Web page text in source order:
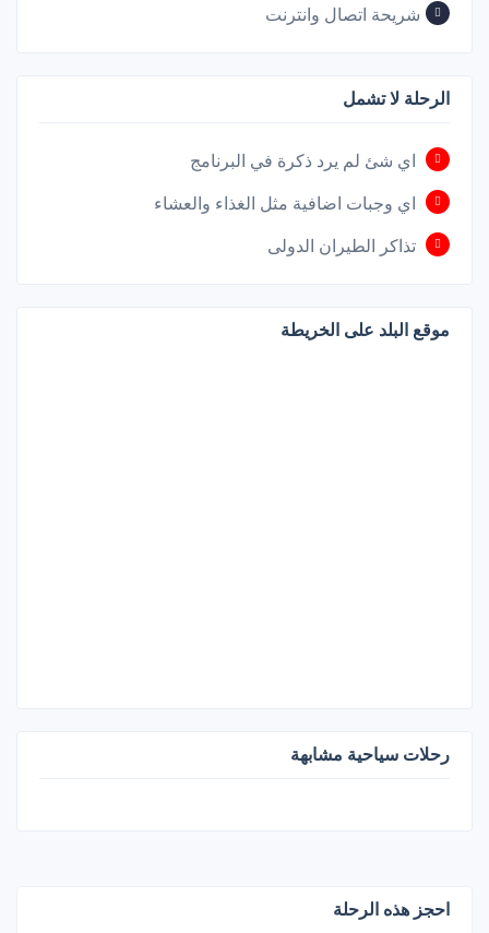
شريحة اتصال وانترنت
الرحلة لا تشمل
اي شئ لم يرد ذكرة في البرنامج
اي وجبات اضافية مثل الغذاء والعشاء
تذاكر الطيران الدولى
موقع البلد على الخريطة
رحلات سياحية مشابهة
احجز هذه الرحلة